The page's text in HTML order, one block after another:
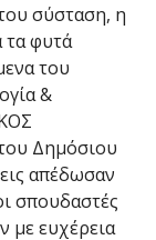
σύσταση, η
τα φυτά
του
&
Δημόσιου
απέδωσαν
σπουδαστές
με ευχέρεια